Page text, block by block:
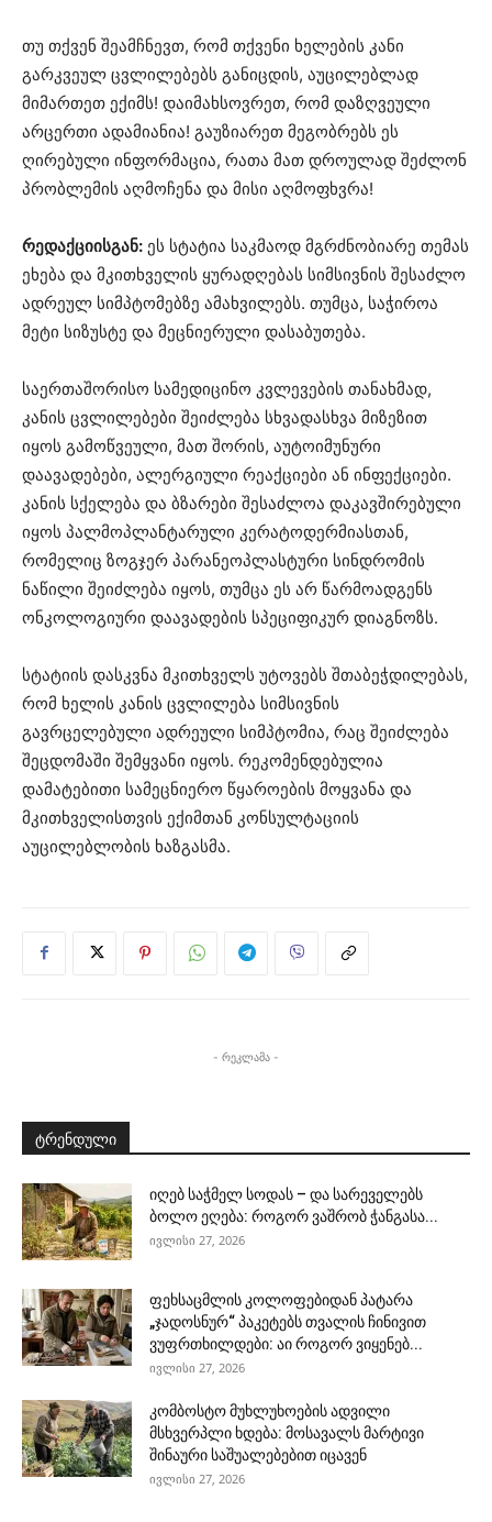
თუ თქვენ შეამჩნევთ, რომ თქვენი ხელების კანი
გარკვეულ ცვლილებებს განიცდის, აუცილებლად
მიმართეთ ექიმს! დაიმახსოვრეთ, რომ დაზღვეული
არცერთი ადამიანია! გაუზიარეთ მეგობრებს ეს
ღირებული ინფორმაცია, რათა მათ დროულად შეძლონ
პრობლემის აღმოჩენა და მისი აღმოფხვრა!
რედაქციისგან: ეს სტატია საკმაოდ მგრძნობიარე თემას
ეხება და მკითხველის ყურადღებას სიმსივნის შესაძლო
ადრეულ სიმპტომებზე ამახვილებს. თუმცა, საჭიროა
მეტი სიზუსტე და მეცნიერული დასაბუთება.
საერთაშორისო სამედიცინო კვლევების თანახმად,
კანის ცვლილებები შეიძლება სხვადასხვა მიზეზით
იყოს გამოწვეული, მათ შორის, აუტოიმუნური
დაავადებები, ალერგიული რეაქციები ან ინფექციები.
კანის სქელება და ბზარები შესაძლოა დაკავშირებული
იყოს პალმოპლანტარული კერატოდერმიასთან,
რომელიც ზოგჯერ პარანეოპლასტური სინდრომის
ნაწილი შეიძლება იყოს, თუმცა ეს არ წარმოადგენს
ონკოლოგიური დაავადების სპეციფიკურ დიაგნოზს.
სტატიის დასკვნა მკითხველს უტოვებს შთაბეჭდილებას,
რომ ხელის კანის ცვლილება სიმსივნის
გავრცელებული ადრეული სიმპტომია, რაც შეიძლება
შეცდომაში შემყვანი იყოს. რეკომენდებულია
დამატებითი სამეცნიერო წყაროების მოყვანა და
მკითხველისთვის ექიმთან კონსულტაციის
აუცილებლობის ხაზგასმა.
- რეკლამა -
ტრენდული
იღებ საჭმელ სოდას – და სარეველებს
ბოლო ეღება: როგორ ვაშრობ ჭანგასა...
ივლისი 27, 2026
ფეხსაცმლის კოლოფებიდან პატარა
„ჯადოსნურ“ პაკეტებს თვალის ჩინივით
ვუფრთხილდები: აი როგორ ვიყენებ...
ივლისი 27, 2026
კომბოსტო მუხლუხოების ადვილი
მსხვერპლი ხდება: მოსავალს მარტივი
შინაური საშუალებებით იცავენ
ივლისი 27, 2026